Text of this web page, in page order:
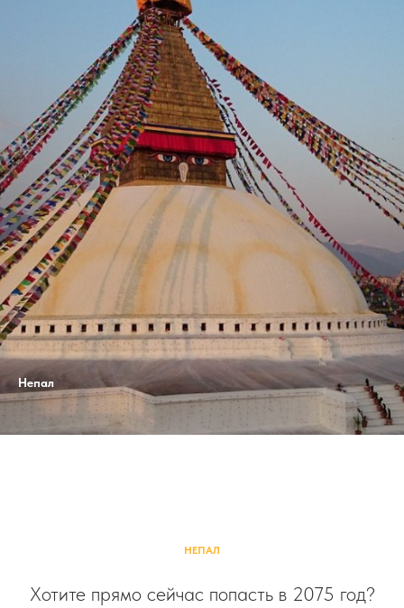
Непал
НЕПАЛ
Хотите прямо сейчас попасть в 2075 год?